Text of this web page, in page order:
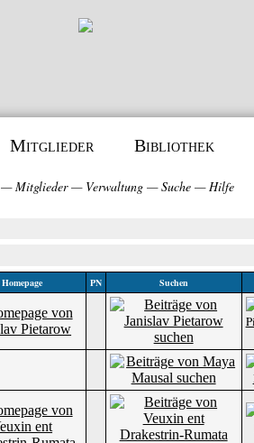
Mitglieder Bibliothek
—Mitglieder— Verwaltung —Suche —Hilfe
Homepage PN Suchen